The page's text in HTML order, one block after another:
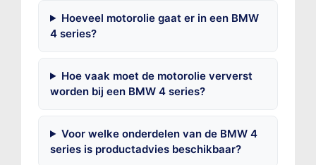
Hoeveel motorolie gaat er in een BMW
4 series?
Hoe vaak moet de motorolie ververst
worden bij een BMW 4 series?
Voor welke onderdelen van de BMW 4
series is productadvies beschikbaar?